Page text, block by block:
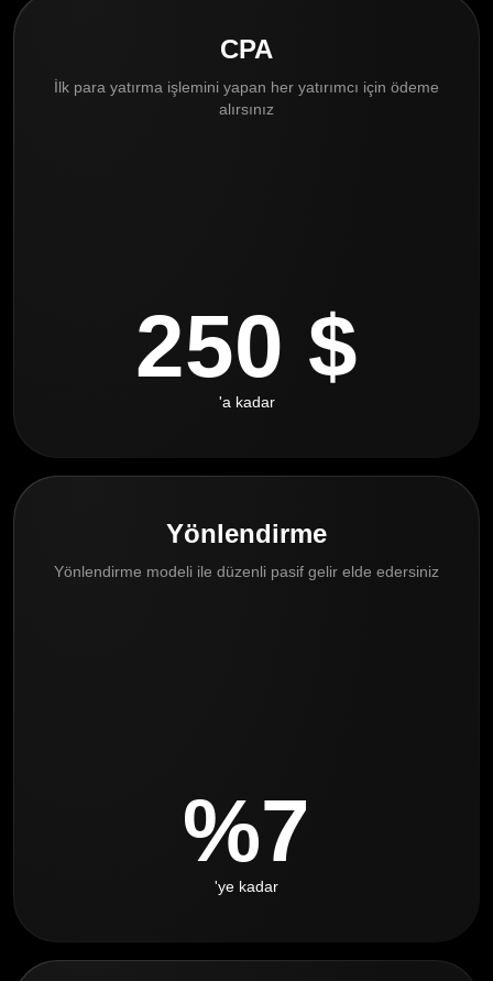
CPA
İlk para yatırma işlemini yapan her yatırımcı için ödeme
alırsınız
250 $
'a kadar
Yönlendirme
Yönlendirme modeli ile düzenli pasif gelir elde edersiniz
%7
'ye kadar